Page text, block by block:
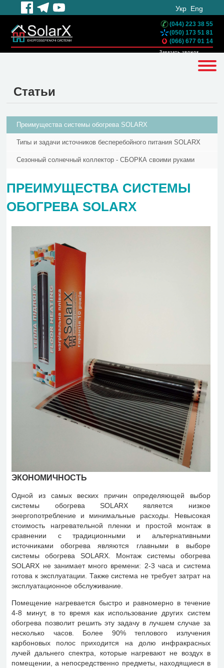
Укр Eng
(044) 223 38 55
(050) 173 51 81
(066) 677 01 14
Заказать звонок
Статьи
Преимущества системы обогрева SOLARX
Типы и задачи источников бесперебойного питания SOLARX
Сезонный солнечный коллектор - СБОРКА своими руками
ПРЕИМУЩЕСТВА СИСТЕМЫ
ОБОГРЕВА SOLARX
ЭКОНОМИЧНОСТЬ
Одной из самых веских причин определяющей выбор
системы обогрева SOLARX является низкое
энергопотребление и минимальные расходы. Невысокая
стоимость нагревательной пленки и простой монтаж в
сравнении с традиционными и альтернативными
источниками обогрева являются главными в выборе
системы обогрева SOLARX. Монтаж системы обогрева
SOLARX не занимает много времени: 2-3 часа и система
готова к эксплуатации. Также система не требует затрат на
эксплуатационное обслуживание.
Помещение нагревается быстро и равномерно в течение
4-8 минут, в то время как использование других систем
обогрева позволит решить эту задачу в лучшем случае за
несколько часов. Более 90% теплового излучения
карбоновых полос приходится на долю инфракрасных
лучей дальнего спектра, которые нагревают не воздух в
помещении, а непосредственно предметы, находящиеся в